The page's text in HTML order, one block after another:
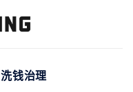
洗钱治理